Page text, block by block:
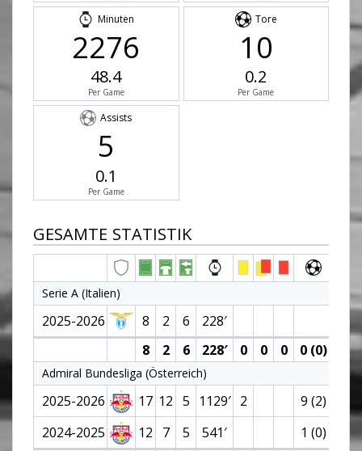
Minuten
2276
48.4
Per Game
Tore
10
0.2
Per Game
Assists
5
0.1
Per Game
GESAMTE STATISTIK
Serie A (Italien)
2025-2026 8 2 6
228′
8
2 6 228′ 0 0 0 0 (0)
Admiral Bundesliga (Österreich)
2025-2026 17 12 5 1129′ 2 9 (2)
2024-2025
12 7 5 541′ 1 (0)